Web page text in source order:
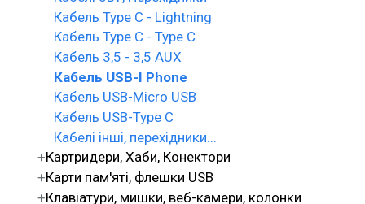
Кабель Type C - Lightning
Кабель Type C - Type C
Кабель 3,5 - 3,5 AUX
Кабель USB-I Phone
Кабель USB-Micro USB
Кабель USB-Type C
Кабелі інші, перехідники...
Картридери, Хаби, Конектори
Карти пам'яті, флешки USB
Клавіатури, мишки, веб-камери, колонки